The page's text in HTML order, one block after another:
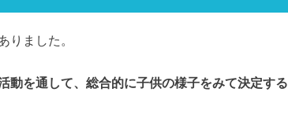
りました。
動を通して、総合的に子供の様子をみて決定する